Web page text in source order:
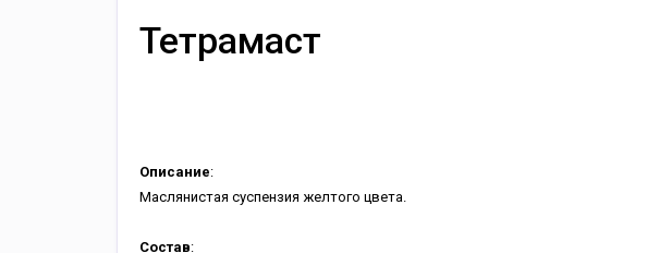
Тетрамаст
Описание:
Маслянистая суспензия желтого цвета.
Состав: